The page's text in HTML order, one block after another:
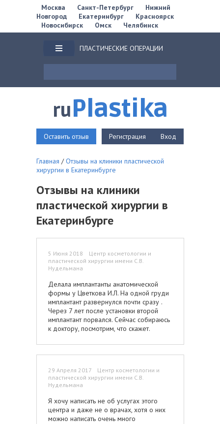
Москва Санкт-Петербург
Нижний
Новгород
Екатеринбург
Красноярск
Новосибирск
Омск Челябинск
ПЛАСТИЧЕСКИЕ ОПЕРАЦИИ
ruPlastika
Оставить отзыв Регистрация Вход
Главная /Отзывы на клиники пластической
хирургии в Екатеринбурге
Отзывы на клиники
пластической хирургии в
Екатеринбурге
5 Июня 2018 Центр косметологии и
пластической хирургии имени С.В.
Нудельмана
Делала имплантанты анатомической
формы у Цветкова И.Л. На одной груди
имплантант развернулся почти сразу .
Через 7 лет после установки второй
имплантант порвался. Сейчас собираюсь
к доктору, посмотрим, что скажет.
29 Апреля 2017 Центр косметологии и
пластической хирургии имени С.В.
Нудельмана
Я хочу написать не об услугах этого
центра и даже не о врачах, хотя о них
можно написать очень много